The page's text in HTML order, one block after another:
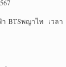
BTSพญาไท เวลา